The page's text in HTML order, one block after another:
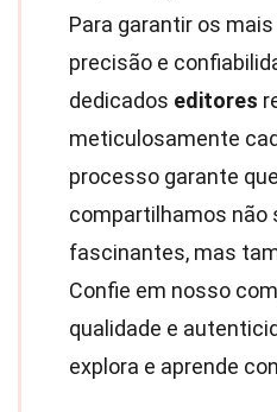
Para garantir os
precisão e
dedicados editores
meticulosamente
processo garante
compartilhamos não
fascinantes, mas
Confie em nosso
qualidade e
explora e aprende